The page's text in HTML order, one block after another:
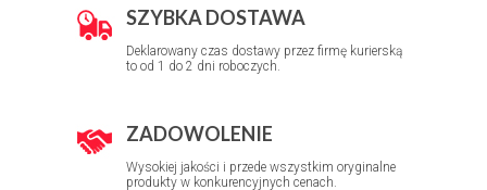
SZYBKA DOSTAWA
Deklarowany czas dostawy przez firmę kurierską
to od 1 do 2 dni roboczych.
ZADOWOLENIE
Wysokiej jakości i przede wszystkim oryginalne
produkty w konkurencyjnych cenach.